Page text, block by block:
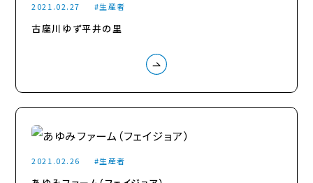
2021.02.27
古座川ゆず平井の里
生産者
2021.02.26 生産者